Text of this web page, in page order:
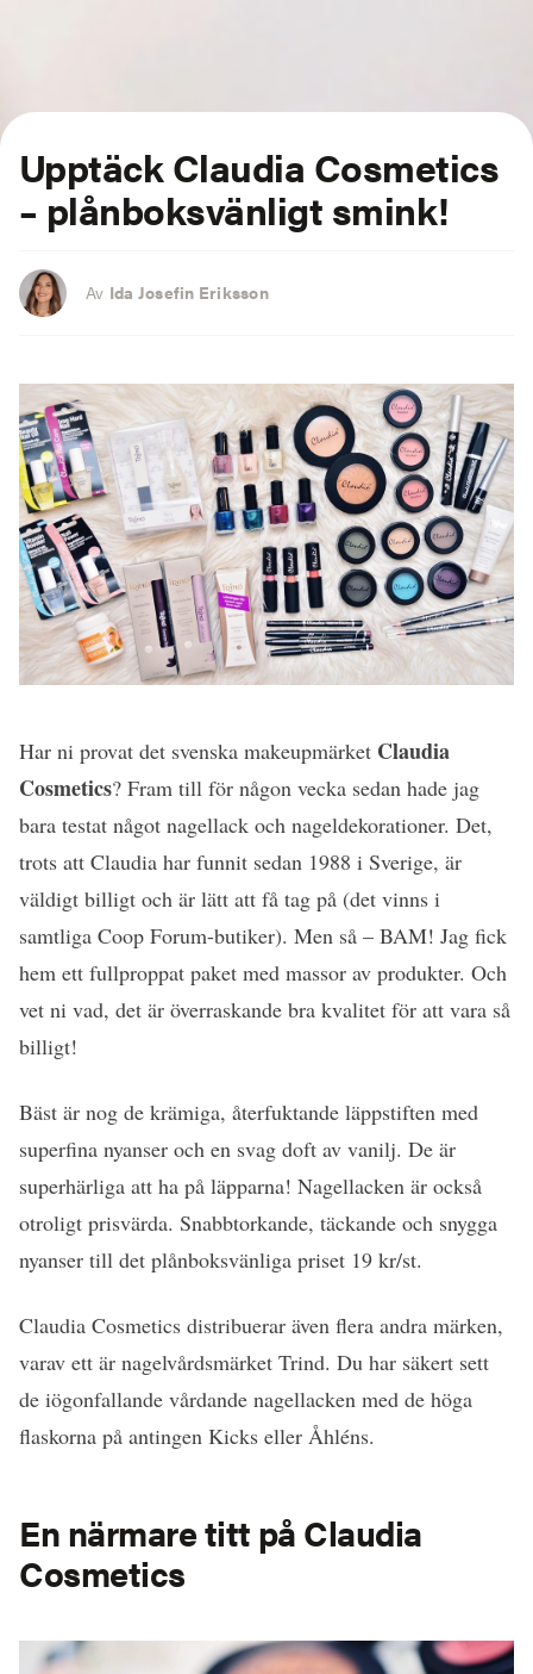
Upptäck Claudia Cosmetics
– plånboksvänligt smink!
Av Ida Josefin Eriksson
Har ni provat det svenska makeupmärket Claudia
Cosmetics? Fram till för någon vecka sedan hade jag
bara testat något nagellack och nageldekorationer. Det,
trots att Claudia har funnit sedan 1988 i Sverige, är
väldigt billigt och är lätt att få tag på (det vinns i
samtliga Coop Forum-butiker). Men så – BAM! Jag fick
hem ett fullproppat paket med massor av produkter. Och
vet ni vad, det är överraskande bra kvalitet för att vara så
billigt!
Bäst är nog de krämiga, återfuktande läppstiften med
superfina nyanser och en svag doft av vanilj. De är
superhärliga att ha på läpparna! Nagellacken är också
otroligt prisvärda. Snabbtorkande, täckande och snygga
nyanser till det plånboksvänliga priset 19 kr/st.
Claudia Cosmetics distribuerar även flera andra märken,
varav ett är nagelvårdsmärket Trind. Du har säkert sett
de iögonfallande vårdande nagellacken med de höga
flaskorna på antingen Kicks eller Åhléns.
En närmare titt på Claudia
Cosmetics